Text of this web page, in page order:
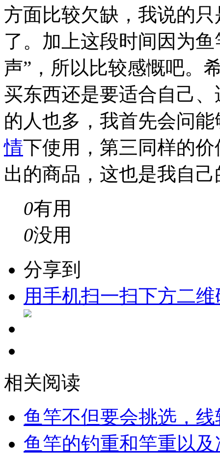
方面比较欠缺，我说的
了。加上这段时间因为
声”，所以比较感慨吧。
买东西还是要适合自己、
的人也多，我首先会问
情下使用，第三同样的
出的商品，这也是我自
0有用
0没用
分享到
用手机扫一扫下方二
相关阅读
鱼竿不但要会挑选，
鱼竿的钓重和竿重以